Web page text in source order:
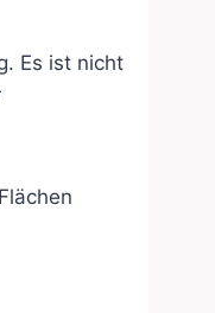
Es ist nicht